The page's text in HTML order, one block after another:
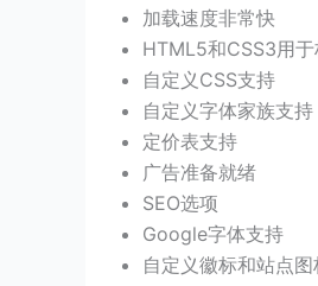
加载速度非常快
HTML5和CSS3用于
自定义CSS支持
自定义字体家族支持
定价表支持
广告准备就绪
SEO选项
Google字体支持
自定义徽标和站点